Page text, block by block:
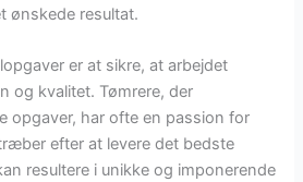
ønskede resultat.
er at sikre, at arbejdet
og kvalitet. Tømrere, der
opgaver, har ofte en passion for
efter at levere det bedste
resultere i unikke og imponerende